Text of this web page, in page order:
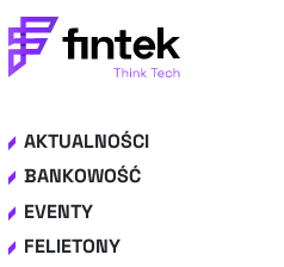
AKTUALNOŚCI
BANKOWOŚĆ
EVENTY
FELIETONY